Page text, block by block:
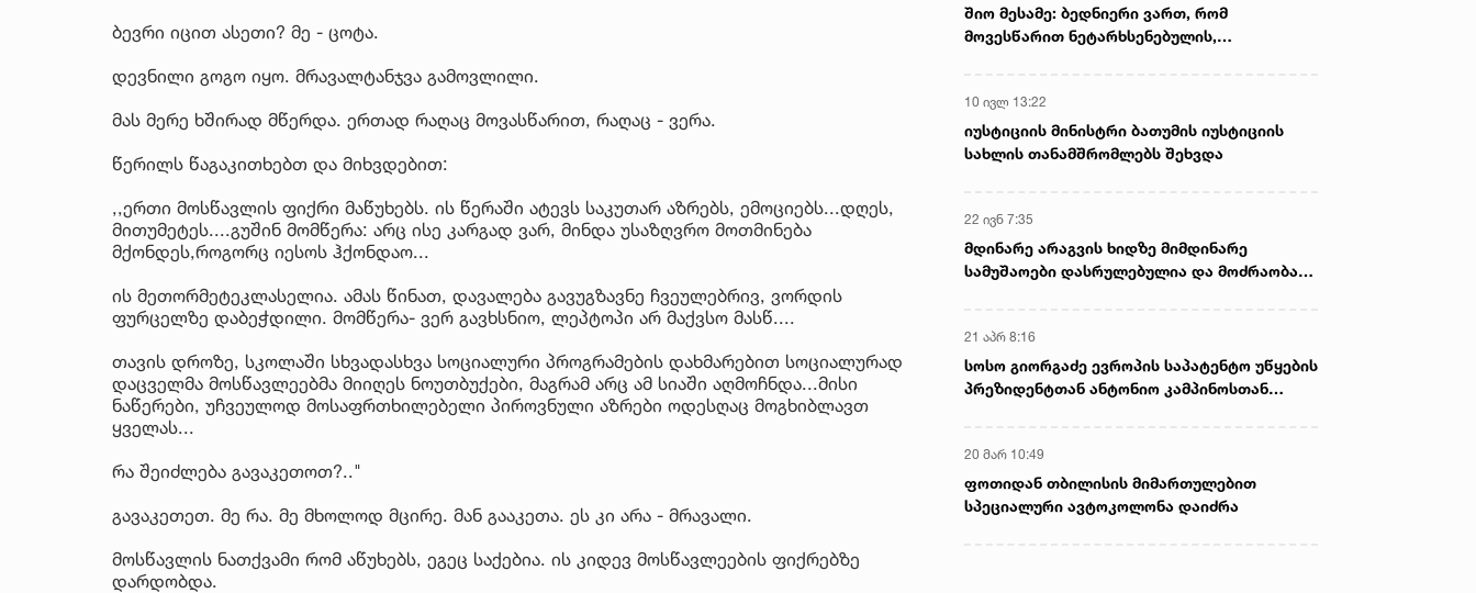
ბევრი იცით ასეთი? მე - ცოტა.
დევნილი გოგო იყო. მრავალტანჯვა გამოვლილი.
მას მერე ხშირად მწერდა. ერთად რაღაც მოვასწარით, რაღაც - ვერა.
წერილს წაგაკითხებთ და მიხვდებით:
,,ერთი მოსწავლის ფიქრი მაწუხებს. ის წერაში ატევს საკუთარ აზრებს, ემოციებს...დღეს,
მითუმეტეს....გუშინ მომწერა: არც ისე კარგად ვარ, მინდა უსაზღვრო მოთმინება
მქონდეს,როგორც იესოს ჰქონდაო...
ის მეთორმეტეკლასელია. ამას წინათ, დავალება გავუგზავნე ჩვეულებრივ, ვორდის
ფურცელზე დაბეჭდილი. მომწერა- ვერ გავხსნიო, ლეპტოპი არ მაქვსო მასწ....
თავის დროზე, სკოლაში სხვადასხვა სოციალური პროგრამების დახმარებით სოციალურად
დაცველმა მოსწავლეებმა მიიღეს ნოუთბუქები, მაგრამ არც ამ სიაში აღმოჩნდა...მისი
ნაწერები, უჩვეულოდ მოსაფრთხილებელი პიროვნული აზრები ოდესღაც მოგხიბლავთ
ყველას...
რა შეიძლება გავაკეთოთ?.."
გავაკეთეთ. მე რა. მე მხოლოდ მცირე. მან გააკეთა. ეს კი არა - მრავალი.
მოსწავლის ნათქვამი რომ აწუხებს, ეგეც საქებია. ის კიდევ მოსწავლეების ფიქრებზე
დარდობდა.
შიო მესამე: ბედნიერი ვართ, რომ
მოვესწარით ნეტარხსენებულის,
10 ივლ 13:22
იუსტიციის მინისტრი ბათუმის იუსტიციის
სახლის თანამშრომლებს შეხვდა
22 ივნ 7:35
მდინარე არაგვის ხიდზე მიმდინარე
სამუშაოები დასრულებულია და მოძრაობა
21 აპრ 8:16
სოსო გიორგაძე ევროპის საპატენტო უწყების
პრეზიდენტთან ანტონიო კამპინოსთან
20 მარ 10:49
ფოთიდან თბილისის მიმართულებით
სპეციალური ავტოკოლონა დაიძრა